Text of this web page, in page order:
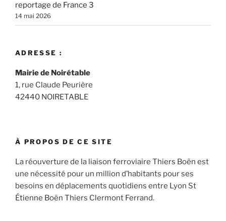
reportage de France 3
14 mai 2026
ADRESSE :
Mairie de Noirétable
1, rue Claude Peurière
42440 NOIRETABLE
À PROPOS DE CE SITE
La réouverture de la liaison ferroviaire Thiers Boën est
une nécessité pour un million d’habitants pour ses
besoins en déplacements quotidiens entre Lyon St
Étienne Boën Thiers Clermont Ferrand.